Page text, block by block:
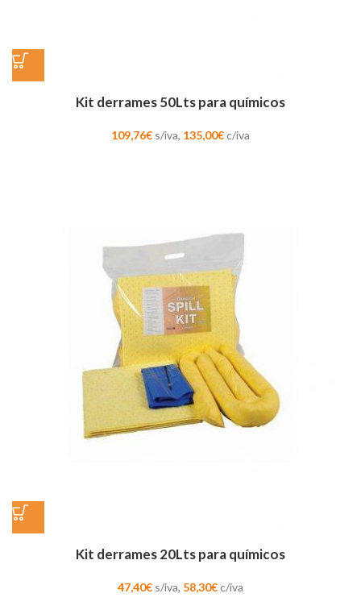
Kit derrames 50Lts para químicos
109,76€ s/iva, 135,00€c/iva
Kit derrames 20Lts para químicos
47,40€ s/iva, 58,30€c/iva